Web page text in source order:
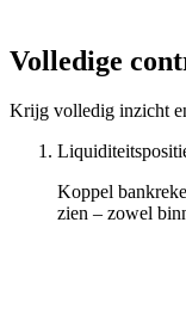
Volledige
Krijg volledig inzicht
Koppel
zien – zowel